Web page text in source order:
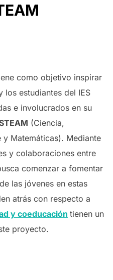
como objetivo inspirar
los estudiantes del IES
e involucrados en su
(Ciencia,
Matemáticas). Mediante
y colaboraciones entre
comenzar a fomentar
las jóvenes en estas
atrás con respecto a
y coeducación tienen un
proyecto.